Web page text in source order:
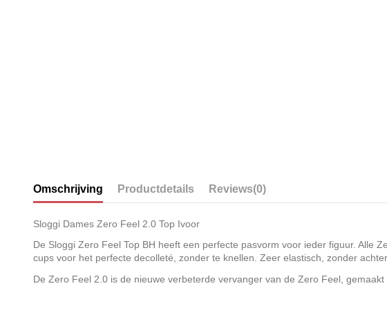
Omschrijving Productdetails Reviews(0)
Sloggi Dames Zero Feel 2.0 Top Ivoor
De Sloggi Zero Feel Top BH heeft een perfecte pasvorm voor ieder figuur. Alle
cups voor het perfecte decolleté, zonder te knellen. Zeer elastisch, zonder
De Zero Feel 2.0 is de nieuwe verbeterde vervanger van de Zero Feel,